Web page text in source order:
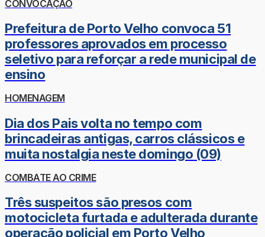
CONVOCAÇÃO
Prefeitura de Porto Velho convoca 51
professores aprovados em processo
seletivo para reforçar a rede municipal de
ensino
HOMENAGEM
Dia dos Pais volta no tempo com
brincadeiras antigas, carros clássicos e
muita nostalgia neste domingo (09)
COMBATE AO CRIME
Três suspeitos são presos com
motocicleta furtada e adulterada durante
operação policial em Porto Velho